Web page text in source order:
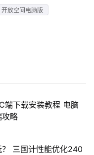
开放空间电脑版
端下载安装教程 电脑
攻略
？ 三国计性能优化240